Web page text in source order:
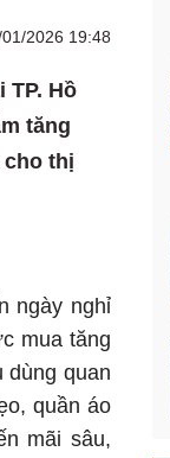
2026 19:48
TP. Hồ
tăng
thị
ngày nghỉ
mua tăng
dùng quan
quần áo
mãi sâu,